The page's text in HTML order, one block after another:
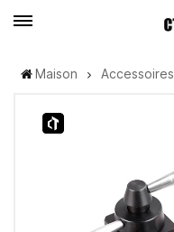
Maison Accessoires